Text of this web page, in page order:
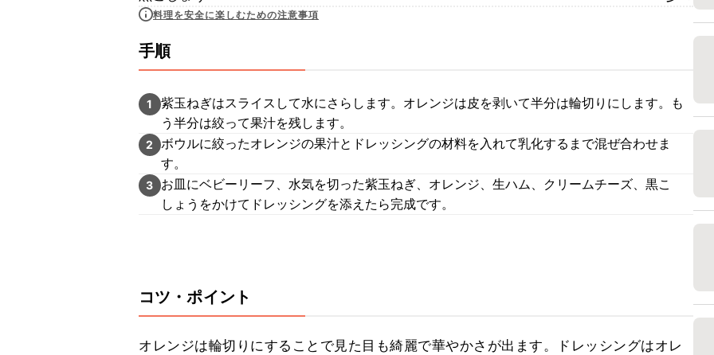
料理を安全に楽しむための注意事項
手順
1
紫玉ねぎはスライスして水にさらします。オレンジは皮を剥いて半分は輪切りにします。も
う半分は絞って果汁を残します。
2
ボウルに絞ったオレンジの果汁とドレッシングの材料を入れて乳化するまで混ぜ合わせま
す。
3
お皿にベビーリーフ、水気を切った紫玉ねぎ、オレンジ、生ハム、クリームチーズ、黒こ
しょうをかけてドレッシングを添えたら完成です。
コツ・ポイント
オレンジは輪切りにすることで見た目も綺麗で華やかさが出ます。ドレッシングはオレ